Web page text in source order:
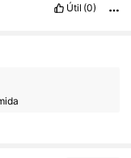
Útil (0)